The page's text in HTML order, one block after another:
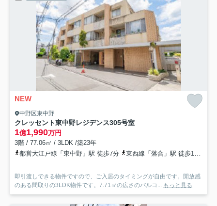
NEW
中野区東中野
クレッセント東中野レジデンス305号室
1億1,990万円
3階 / 77.06㎡ / 3LDK /築23年
都営大江戸線「東中野」駅 徒歩7分
東西線「落合」駅 徒歩13分
即引渡しできる物件ですので、ご入居のタイミングが自由です。開放感
のある間取りの3LDK物件です。7.71㎡の広さのバルコ... もっと見る